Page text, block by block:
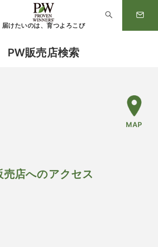
届けたいのは、育つよろこび
PW販売店検索
MAP
売店へのアクセス